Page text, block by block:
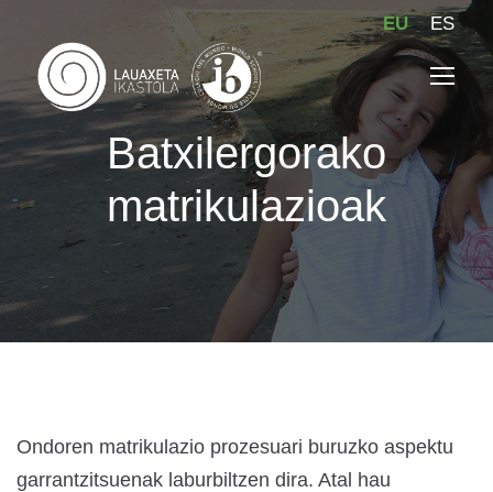
EU ES
Batxilergorako
matrikulazioak
Ondoren matrikulazio prozesuari buruzko aspektu
garrantzitsuenak laburbiltzen dira. Atal hau